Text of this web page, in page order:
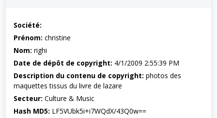
Société:
Prénom: christine
Nom: righi
Date de dépôt de copyright: 4/1/2009 2:55:39 PM
Description du contenu de copyright: photos des
maquettes tissus du livre de lazare
Secteur: Culture & Music
Hash MD5: LF5VUbk5i+i7WQdX/43Q0w==